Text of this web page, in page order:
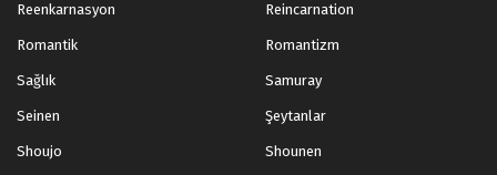
Reenkarnasyon Reincarnation
Romantik Romantizm
Sağlık Samuray
Seinen Şeytanlar
Shoujo Shounen